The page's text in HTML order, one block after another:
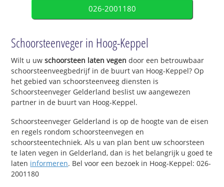
026-2001180
Schoorsteenveger in Hoog-Keppel
Wilt u uwschoorsteen laten vegen door een betrouwbaar
schoorsteenveegbedrijf in de buurt van Hoog-Keppel? Op
het gebied van schoorsteenveeg diensten is
Schoorsteenveger Gelderland beslist uw aangewezen
partner in de buurt van Hoog-Keppel.
Schoorsteenveger Gelderland is op de hoogte van de eisen
en regels rondom schoorsteenvegen en
schoorsteentechniek. Als u van plan bent uw schoorsteen
te laten vegen in Gelderland, dan is het belangrijk u goed te
laten informeren. Bel voor een bezoek in Hoog-Keppel: 026-
2001180